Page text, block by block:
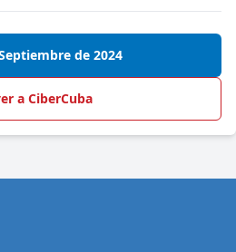
de 2024
a CiberCuba